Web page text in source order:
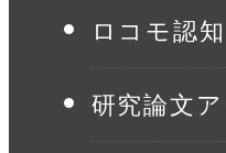
ロコモ認
研究論文